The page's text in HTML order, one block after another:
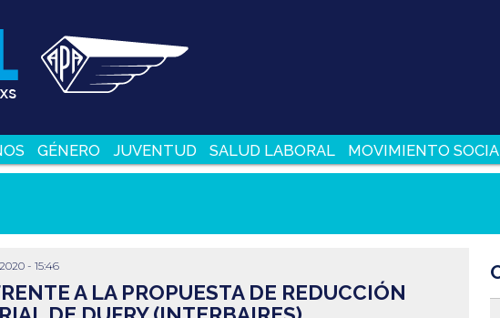
GÉNERO JUVENTUD SALUD LABORAL MOVIMIENTO
- 15:46
A LA PROPUESTA DE REDUCCIÓN